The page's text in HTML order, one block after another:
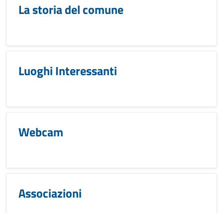
La storia del comune
Luoghi Interessanti
Webcam
Associazioni